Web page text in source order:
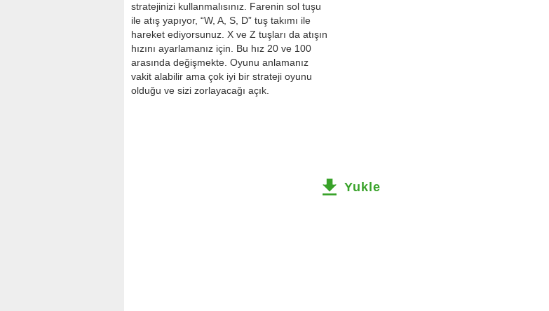
stratejinizi kullanmalısınız. Farenin sol tuşu
ile atış yapıyor, “W, A, S, D” tuş takımı ile
hareket ediyorsunuz. X ve Z tuşları da atışın
hızını ayarlamanız için. Bu hız 20 ve 100
arasında değişmekte. Oyunu anlamanız
vakit alabilir ama çok iyi bir strateji oyunu
olduğu ve sizi zorlayacağı açık.
Yukle